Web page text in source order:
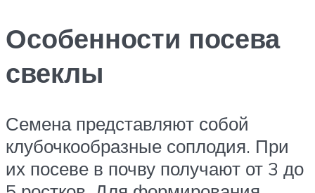
Особенности посева
свеклы
Семена представляют собой
клубочкообразные соплодия. При
их посеве в почву получают от 3 до